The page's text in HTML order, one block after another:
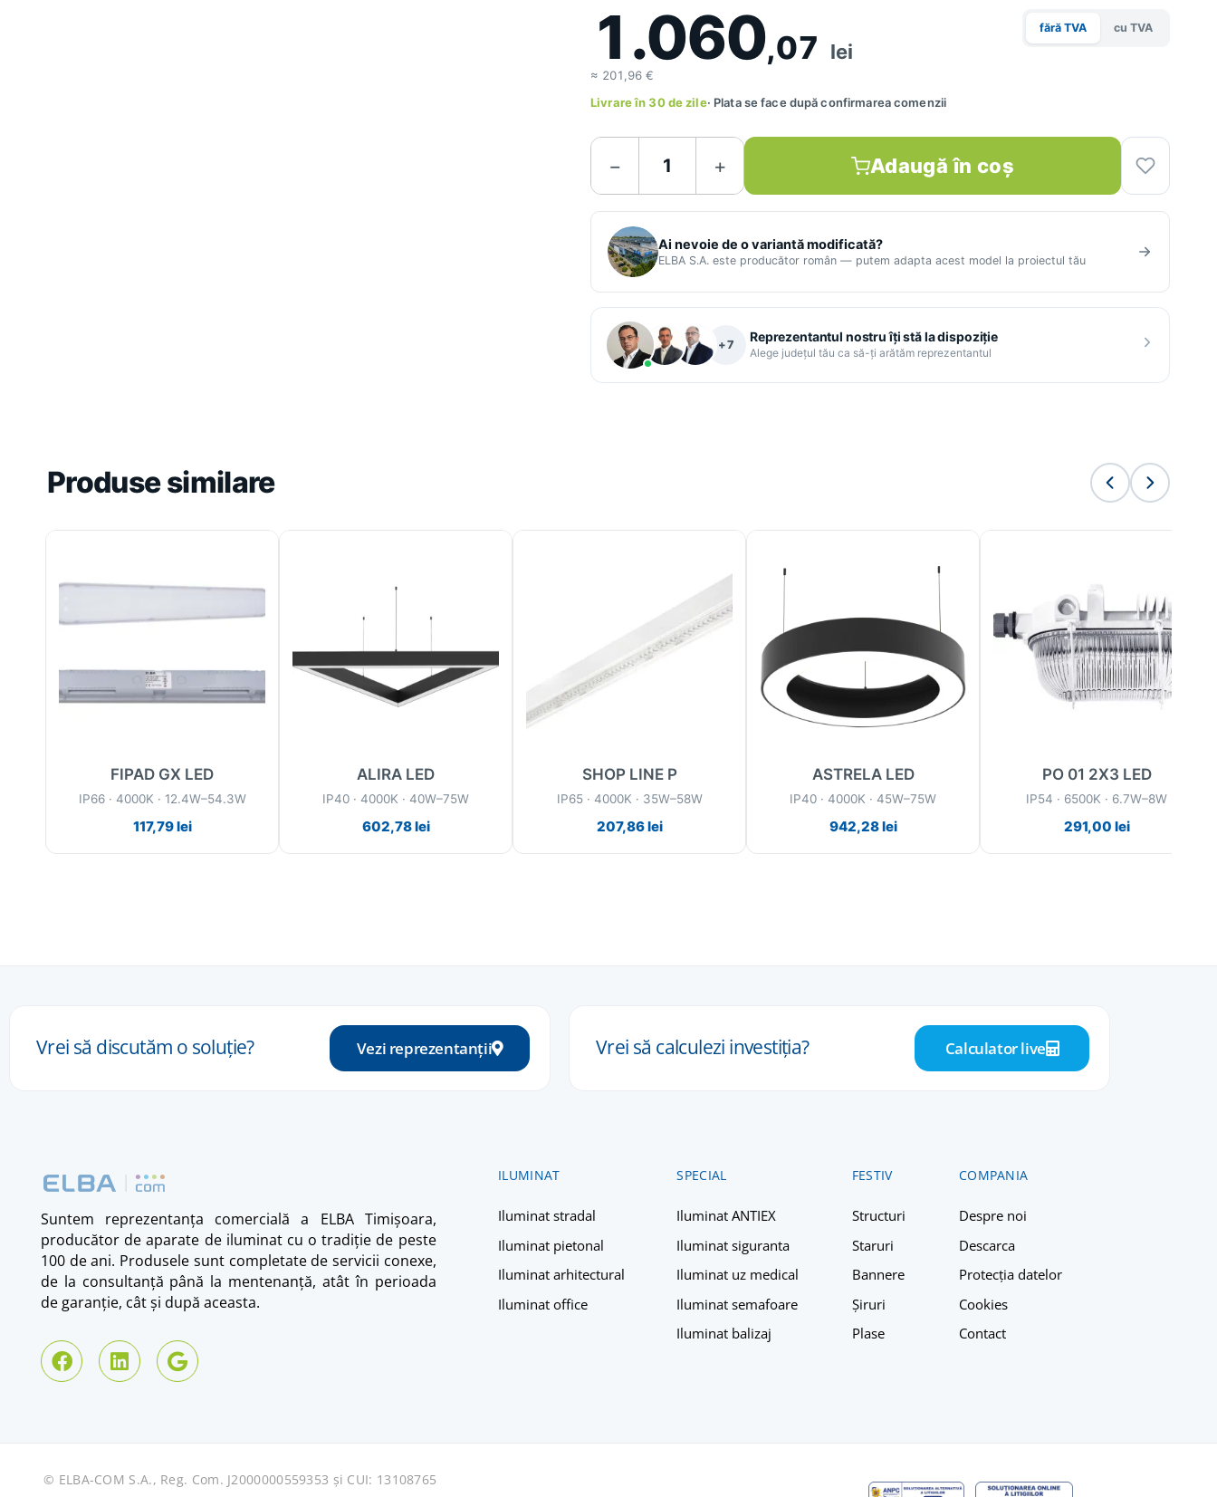
1.060,07 lei
≈ 201,96 €
Livrare în 30 de zile· Plata se face după confirmarea comenzii
fără TVA cu TVA
− + Adaugă în coș
Ai nevoie de o variantă modificată?
ELBA S.A. este producător român — putem adapta acest model la proiectul tău
+7
Reprezentantul nostru îți stă la dispoziție
Alege județul tău ca să-ți arătăm reprezentantul
Produse similare
FIPAD GX LED
IP66 · 4000K · 12.4W–54.3W
117,79lei
ALIRA LED
IP40 · 4000K · 40W–75W
602,78lei
SHOP LINE P
IP65 · 4000K · 35W–58W
207,86lei
ASTRELA LED
IP40 · 4000K · 45W–75W
942,28lei
PO 01 2X3 LED
IP54 · 6500K · 6.7W–8W
291,00 lei
Vrei să discutăm o soluție? Vezi reprezentanții Vrei să calculezi investiția? Calculator live
Suntem reprezentanța comercială a ELBA Timișoara,
producător de aparate de iluminat cu o tradiție de peste
100 de ani. Produsele sunt completate de servicii conexe,
de la consultanță până la mentenanță, atât în perioada
de garanție, cât și după aceasta.
ILUMINAT
Iluminat stradal
Iluminat pietonal
Iluminat arhitectural
Iluminat office
SPECIAL
Iluminat ANTIEX
Iluminat siguranta
Iluminat uz medical
Iluminat semafoare
Iluminat balizaj
FESTIV
Structuri
Staruri
Bannere
Șiruri
Plase
COMPANIA
Despre noi
Descarca
Protecția datelor
Cookies
Contact
© ELBA-COM S.A., Reg. Com. J2000000559353 și CUI: 13108765